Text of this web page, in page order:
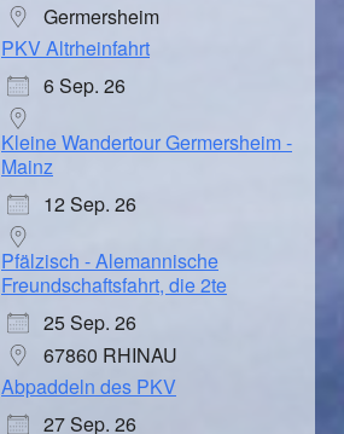
Germersheim
PKV Altrheinfahrt
6 Sep. 26
Kleine Wandertour Germersheim -
Mainz
12 Sep. 26
Pfälzisch - Alemannische
Freundschaftsfahrt, die 2te
25 Sep. 26
67860 RHINAU
Abpaddeln des PKV
27 Sep. 26